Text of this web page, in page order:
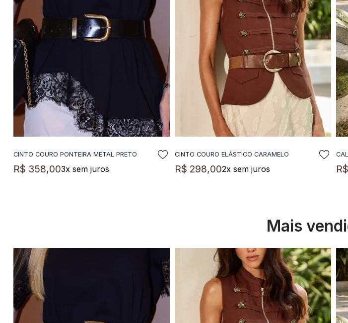
ADICIONAR A SACOLA
CINTO COURO PONTEIRA METAL PRETO
R$ 358,003x sem juros
ADICIONAR A SACOLA
CINTO COURO ELÁSTICO CARAMELO
R$ 298,002x sem juros R$
Mais